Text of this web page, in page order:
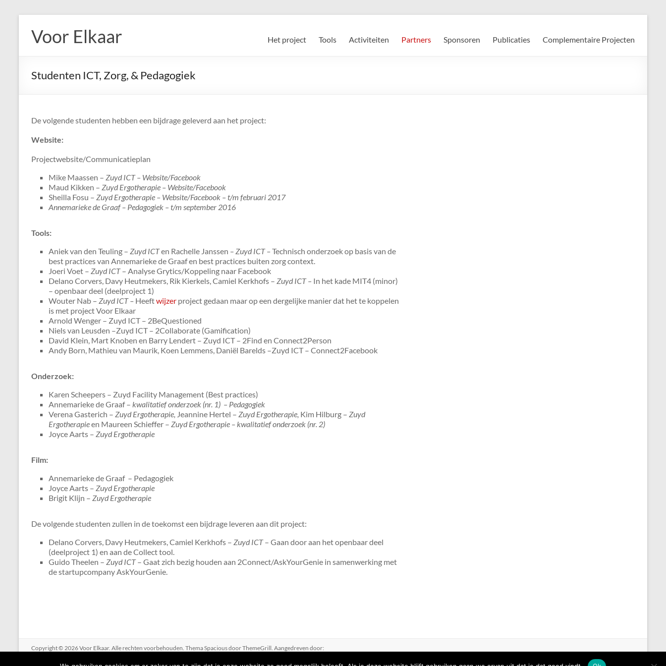
naarVoor Elkaar Het project Tools Activiteiten Partners Sponsoren Publicaties Complementaire Projecten
Studenten ICT, Zorg, & Pedagogiek
De volgende studenten hebben een bijdrage geleverd aan het project:
Website:
Projectwebsite/Communicatieplan
Mike Maassen – Zuyd ICT – Website/Facebook
Maud Kikken – Zuyd Ergotherapie – Website/Facebook
Sheilla Fosu – Zuyd Ergotherapie – Website/Facebook – t/m februari 2017
Annemarieke de Graaf – Pedagogiek – t/m september 2016
Tools:
Aniek van den Teuling – Zuyd ICTen Rachelle Janssen – Zuyd ICT –Technisch onderzoek op basis van de
best practices van Annemarieke de Graaf en best practices buiten zorg context.
Joeri Voet – Zuyd ICT– Analyse Grytics/Koppeling naar Facebook
Delano Corvers, Davy Heutmekers, Rik Kierkels, Camiel Kerkhofs – Zuyd ICT – In het kade MIT4 (minor)
– openbaar deel (deelproject 1)
Wouter Nab – Zuyd ICT – Heeftwijzer project gedaan maar op een dergelijke manier dat het te koppelen
is met project Voor Elkaar
Arnold Wenger – Zuyd ICT – 2BeQuestioned
Niels van Leusden –Zuyd ICT – 2Collaborate (Gamification)
David Klein, Mart Knoben en Barry Lendert – Zuyd ICT – 2Find en Connect2Person
Andy Born, Mathieu van Maurik, Koen Lemmens, Daniël Barelds –Zuyd ICT – Connect2Facebook
Onderzoek:
Karen Scheepers – Zuyd Facility Management (Best practices)
Annemarieke de Graaf – kwalitatief onderzoek (nr. 1) – Pedagogiek
Verena Gasterich – Zuyd Ergotherapie, Jeannine Hertel – Zuyd Ergotherapie, Kim Hilburg – Zuyd
Ergotherapieen Maureen Schieffer – Zuyd Ergotherapie – kwalitatief onderzoek (nr. 2)
Joyce Aarts – Zuyd Ergotherapie
Film:
Annemarieke de Graaf – Pedagogiek
Joyce Aarts – Zuyd Ergotherapie
Brigit Klijn – Zuyd Ergotherapie
De volgende studenten zullen in de toekomst een bijdrage leveren aan dit project:
Delano Corvers, Davy Heutmekers, Camiel Kerkhofs – Zuyd ICT– Gaan door aan het openbaar deel
(deelproject 1) en aan de Collect tool.
Guido Theelen – Zuyd ICT– Gaat zich bezig houden aan 2Connect/AskYourGenie in samenwerking met
de startupcompany AskYourGenie.
Copyright © 2026Voor Elkaar. Alle rechten voorbehouden. ThemaSpaciousdoor ThemeGrill. Aangedreven door: